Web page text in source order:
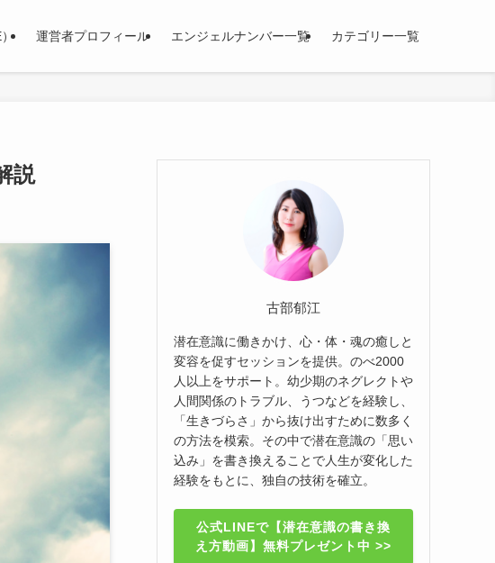
運営者プロフィール エンジェルナンバー一覧 カテゴリー一覧
説
古部郁江
潜在意識に働きかけ、心・体・魂の癒しと
変容を促すセッションを提供。のべ2000
人以上をサポート。幼少期のネグレクトや
人間関係のトラブル、うつなどを経験し、
「生きづらさ」から抜け出すために数多く
の方法を模索。その中で潜在意識の「思い
込み」を書き換えることで人生が変化した
経験をもとに、独自の技術を確立。
公式LINEで【潜在意識の書き換
え方動画】無料プレゼント中 >>